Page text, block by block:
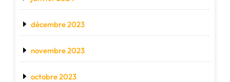
décembre 2023
novembre 2023
octobre 2023